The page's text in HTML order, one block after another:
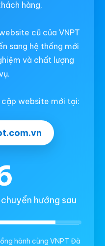
hàng,
cũ của VNPT
sang hệ thống mới
và chất lượng
cập website mới tại:
hướng sau
hành cùng VNPT Đà